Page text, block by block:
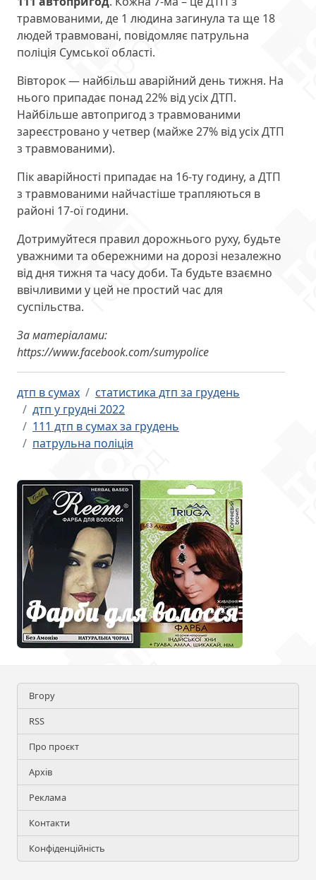
травмованими, де 1 людина загинула та ще 18
людей травмовані, повідомляє патрульна
поліція Сумської області.
Вівторок — найбільш аварійний день тижня. На
нього припадає понад 22% від усіх ДТП.
Найбільше автопригод з травмованими
зареєстровано у четвер (майже 27% від усіх ДТП
з травмованими).
Пік аварійності припадає на 16-ту годину, а ДТП
з травмованими найчастіше трапляються в
районі 17-ої години.
Дотримуйтеся правил дорожнього руху, будьте
уважними та обережними на дорозі незалежно
від дня тижня та часу доби. Та будьте взаємно
ввічливими у цей не простий час для
суспільства.
За матеріалами:
https://www.facebook.com/sumypolice
дтп в сумах
статистика дтп за грудень
дтп у грудні 2022
111 дтп в сумах за грудень
патрульна поліція
Вгору
RSS
Про проєкт
Архів
Реклама
Контакти
Конфіденційність